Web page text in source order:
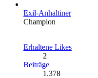
Exil-Anhaltiner
Champion
Erhaltene Likes
2
Beiträge
1.378